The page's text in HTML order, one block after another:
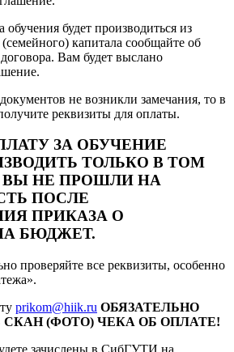
обучения будет производиться из
(семейного) капитала сообщайте об
Вам будет выслано
не возникли замечания, то в
реквизиты для оплаты.
ЗА ОБУЧЕНИЕ
ТОЛЬКО В ТОМ
ВЫ НЕ ПРОШЛИ НА
ПОСЛЕ
ПРИКАЗА О
БЮДЖЕТ.
проверяйте все реквизиты, особенно
prikom@hiik.ru ОБЯЗАТЕЛЬНО
(ФОТО) ЧЕКА ОБ ОПЛАТЕ!
зачислены в СибГУТИ на